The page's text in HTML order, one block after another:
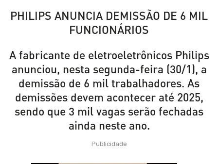
PHILIPS ANUNCIA DEMISSÃO DE 6 MIL
FUNCIONÁRIOS
A fabricante de eletroeletrônicos Philips
anunciou, nesta segunda-feira (30/1), a
demissão de 6 mil trabalhadores. As
demissões devem acontecer até 2025,
sendo que 3 mil vagas serão fechadas
ainda neste ano.
Publicidade